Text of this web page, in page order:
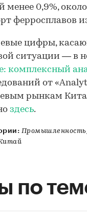
менее 0,9%,
ферросплавов
цифры,
ситуации — в
комплексный
от
рынкам
здесь.
по